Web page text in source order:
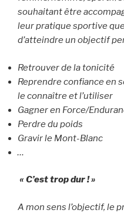
souhaitant être
leur pratique sportive
d’atteindre un objectif
Retrouver de la tonicité
Reprendre confiance en
le connaître et l’utiliser
Gagner en Force/
Perdre du poids
Gravir le Mont-Blanc
…
« C’est trop dur ! »
A mon sens l’objectif, le